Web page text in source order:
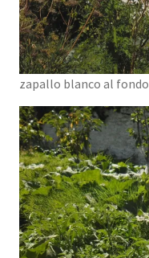
zapallo blanco al fondo